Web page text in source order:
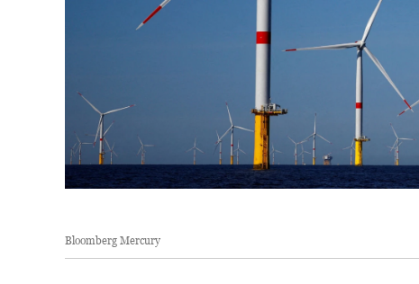
Bloomberg Mercury